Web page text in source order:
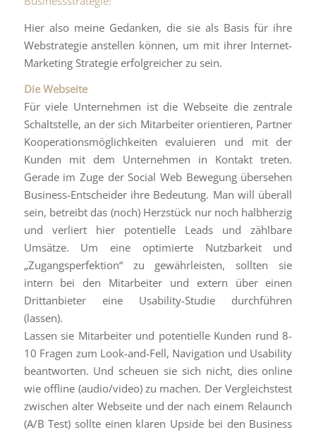
Hier also meine Gedanken, die sie als Basis für ihre
Webstrategie anstellen können, um mit ihrer Internet-
Marketing Strategie erfolgreicher zu sein.
Die Webseite
Für viele Unternehmen ist die Webseite die zentrale
Schaltstelle, an der sich Mitarbeiter orientieren, Partner
Kooperationsmöglichkeiten evaluieren und mit der
Kunden mit dem Unternehmen in Kontakt treten.
Gerade im Zuge der Social Web Bewegung übersehen
Business-Entscheider ihre Bedeutung. Man will überall
sein, betreibt das (noch) Herzstück nur noch halbherzig
und verliert hier potentielle Leads und zählbare
Umsätze. Um eine optimierte Nutzbarkeit und
„Zugangsperfektion“ zu gewährleisten, sollten sie
intern bei den Mitarbeiter und extern über einen
Drittanbieter eine Usability-Studie durchführen
(lassen).
Lassen sie Mitarbeiter und potentielle Kunden rund 8-
10 Fragen zum Look-and-Fell, Navigation und Usability
beantworten. Und scheuen sie sich nicht, dies online
wie offline (audio/video) zu machen. Der Vergleichstest
zwischen alter Webseite und der nach einem Relaunch
(A/B Test) sollte einen klaren Upside bei den Business